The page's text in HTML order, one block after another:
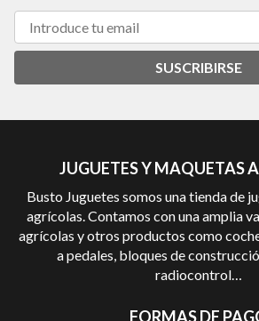
SUSCRIBIRSE
JUGUETES Y MAQUETAS
Busto Juguetes somos una tienda de
agrícolas. Contamos con una amplia
agrícolas y otros productos como
a pedales, bloques de
radiocontrol…
FORMAS DE